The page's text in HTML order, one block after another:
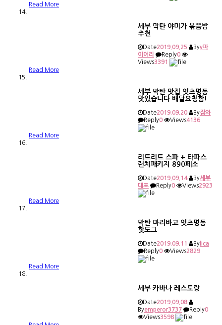
Read More
세부 막탄 야미가 볶음밥
추천
Date2019.09.25 Byv파
이어리
Reply0
Views3391
Read More
세부 막탄 맛집 잇츠명동
맛있습니다 배달요청함!
Date2019.09.20 By잠와
Reply0 Views4136
Read More
리트리트 스파 + 타파스
런치패키지 890페소
Date2019.09.14 By세부
대표
Reply0 Views2923
Read More
막탄 마리바고 잇츠명동
핫도그
Date2019.09.11 By lica
Reply0 Views2829
Read More
세부 카바나 레스토랑
Date2019.09.08
Byemperor3737 Reply0
Views3598